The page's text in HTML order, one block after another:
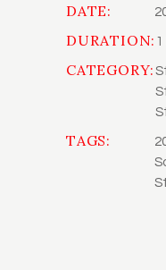
DATE:
DURATION:
CATEGORY:
TAGS: